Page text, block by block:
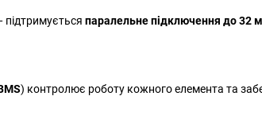
паралельне підключення до 32
) контролює роботу кожного елемента та